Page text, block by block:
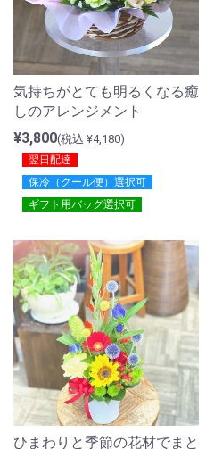
気持ちがとても明るくなる癒
しのアレンジメント
¥3,800(税込 ¥4,180)
翌日配達
保冷（クール便）選択可
ギフト用バッグ選択可
ひまわりと季節の花材でまと